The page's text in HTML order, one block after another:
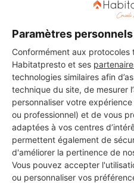
Paramètres
Conformément aux
Habitatpresto et ses
technologies similaires afin
technique du site, de mesurer
personnaliser votre
ou professionnel) et de vous
adaptées à vos centres
permettent également de
d'améliorer la pertinence de
Vous pouvez accepter
ou personnaliser vos